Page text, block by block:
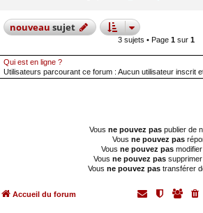
nouveausujet
3 sujets • Page 1 sur 1
Qui est en ligne ?
Utilisateurs parcourant ce forum : Aucun utilisateur inscrit
Vous ne pouvez pas publier de
Vous ne pouvez pas
Vous ne pouvez pas
Vous ne pouvez pas
Vous ne pouvez pas transférer
Accueil du forum